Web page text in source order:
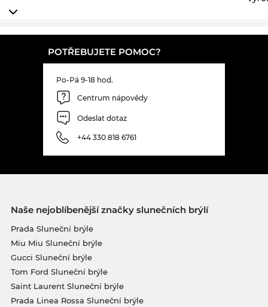
POTŘEBUJETE POMOC?
Po-Pá 9-18 hod.
Centrum nápovědy
Odeslat dotaz
+44 330 818 6761
Naše nejoblíbenější značky slunečních brýlí
Prada Sluneční brýle
Miu Miu Sluneční brýle
Gucci Sluneční brýle
Tom Ford Sluneční brýle
Saint Laurent Sluneční brýle
Prada Linea Rossa Sluneční brýle